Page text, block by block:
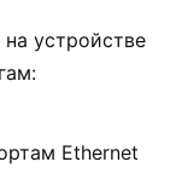
устройстве
Ethernet